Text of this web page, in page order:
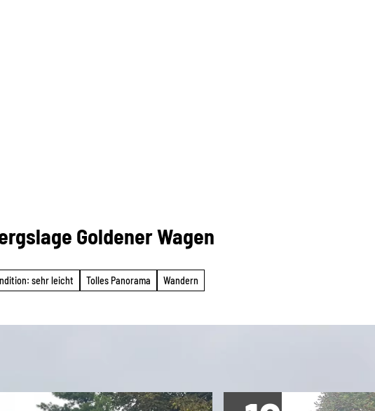
Goldener Wagen
sehr leicht Tolles Panorama Wandern